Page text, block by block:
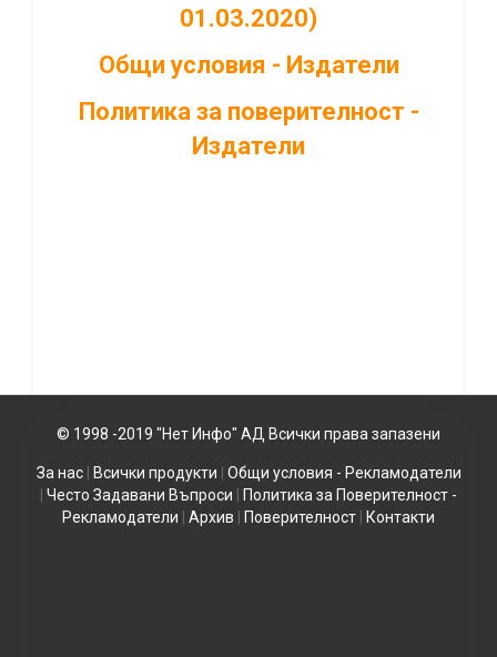
01.03.2020)
Общи условия - Издатели
Политика за поверителност -
Издатели
© 1998 -2019 "Нет Инфо" АД Всички права запазени
За нас| Всички продукти
Общи условия - Рекламодатели
Често Задавани Въпроси
Политика за Поверителност -
Рекламодатели
Архив Поверителност Контакти